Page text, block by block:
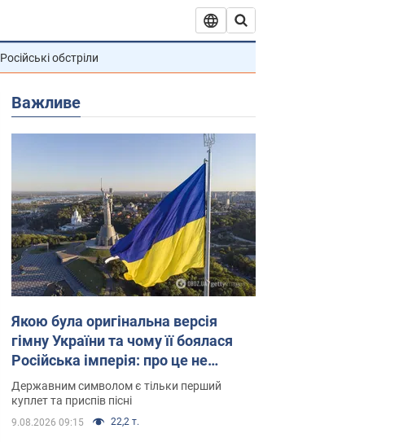
Російські обстріли
Важливе
Якою була оригінальна версія
гімну України та чому її боялася
Російська імперія: про це не
розповідають у школі
Державним символом є тільки перший
куплет та приспів пісні
9.08.2026 09:15 22,2 т.